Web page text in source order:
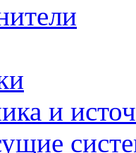
и